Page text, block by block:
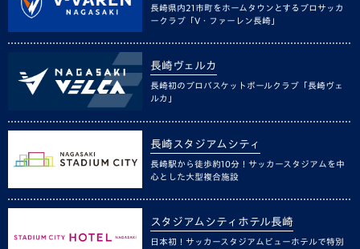
長崎県内21市町をホームタウンとするプロサッカ
ークラブ「V・ファーレン長崎」
長崎ヴェルカ
長崎初のプロバスケットボールクラブ「長崎ヴェ
ルカ」
長崎スタジアムシティ
長崎駅から徒歩約10分！サッカースタジアムを中
心とした大型複合施設
スタジアムシティホテル長崎
日本初！サッカースタジアムビューホテルで特別